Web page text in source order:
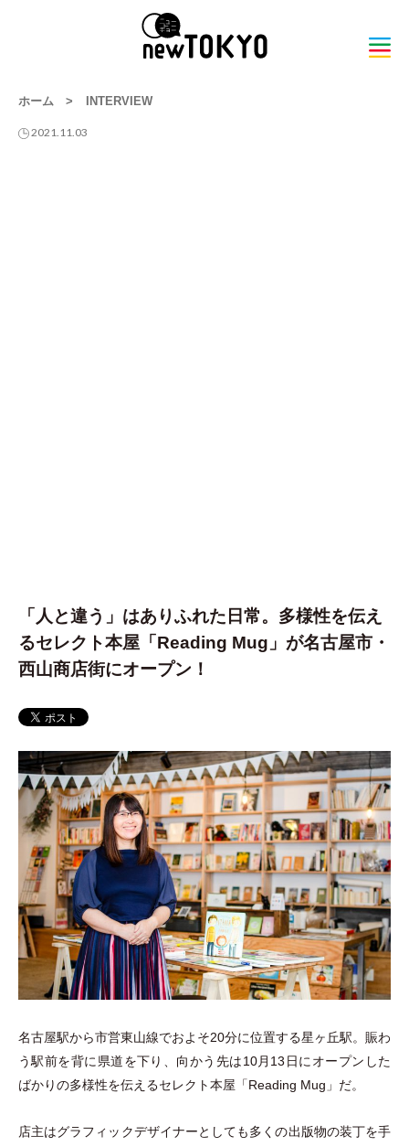
ホーム > INTERVIEW
2021.11.03
「人と違う」はありふれた日常。多様性を伝え
るセレクト本屋「Reading Mug」が名古屋市・
西山商店街にオープン！
名古屋駅から市営東山線でおよそ20分に位置する星ヶ丘駅。賑わ
う駅前を背に県道を下り、向かう先は10月13日にオープンした
ばかりの多様性を伝えるセレクト本屋 「Reading Mug 」 だ。
店主はグラフィックデザイナーとしても多くの出版物の装丁を手